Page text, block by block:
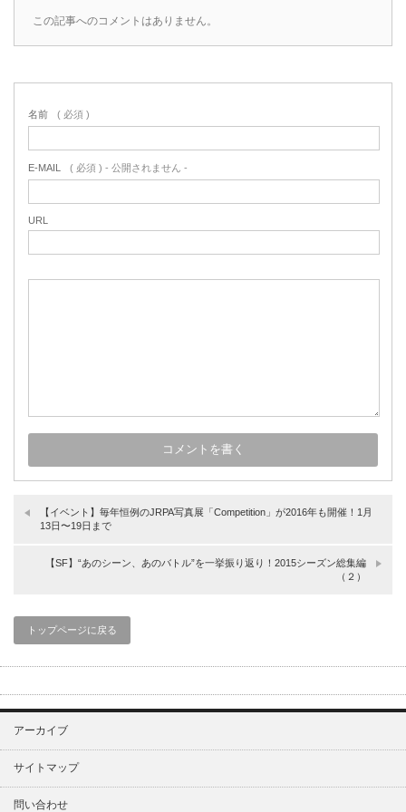
この記事へのコメントはありません。
名前 ( 必須 )
E-MAIL ( 必須 ) - 公開されません -
URL
【イベント】毎年恒例のJRPA写真展「Competition」が2016年も開催！1月
13日〜19日まで
【SF】“あのシーン、あのバトル”を一挙振り返り！2015シーズン総集編
（２）
トップページに戻る
アーカイブ
サイトマップ
問い合わせ